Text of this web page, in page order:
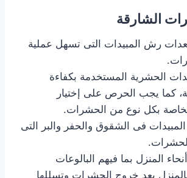
الشارقة
رش المبيدات التى تسهل عملية
الحشرية المستخدمة بكفاءة
كما يجب الحرص على إختيار
بكل نوع من الحشرات.
فى الشقوق والحفر والبر التى
المنزل بما فيهم البالوعات
بعد خروج الحشرات وتسللها